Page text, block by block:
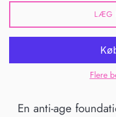
LÆG
Flere
En anti-age